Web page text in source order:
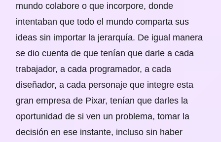
mundo colabore o que incorpore, donde
intentaban que todo el mundo comparta sus
ideas sin importar la jerarquía. De igual manera
se dio cuenta de que tenían que darle a cada
trabajador, a cada programador, a cada
diseñador, a cada personaje que integre esta
gran empresa de Pixar, tenían que darles la
oportunidad de si ven un problema, tomar la
decisión en ese instante, incluso sin haber